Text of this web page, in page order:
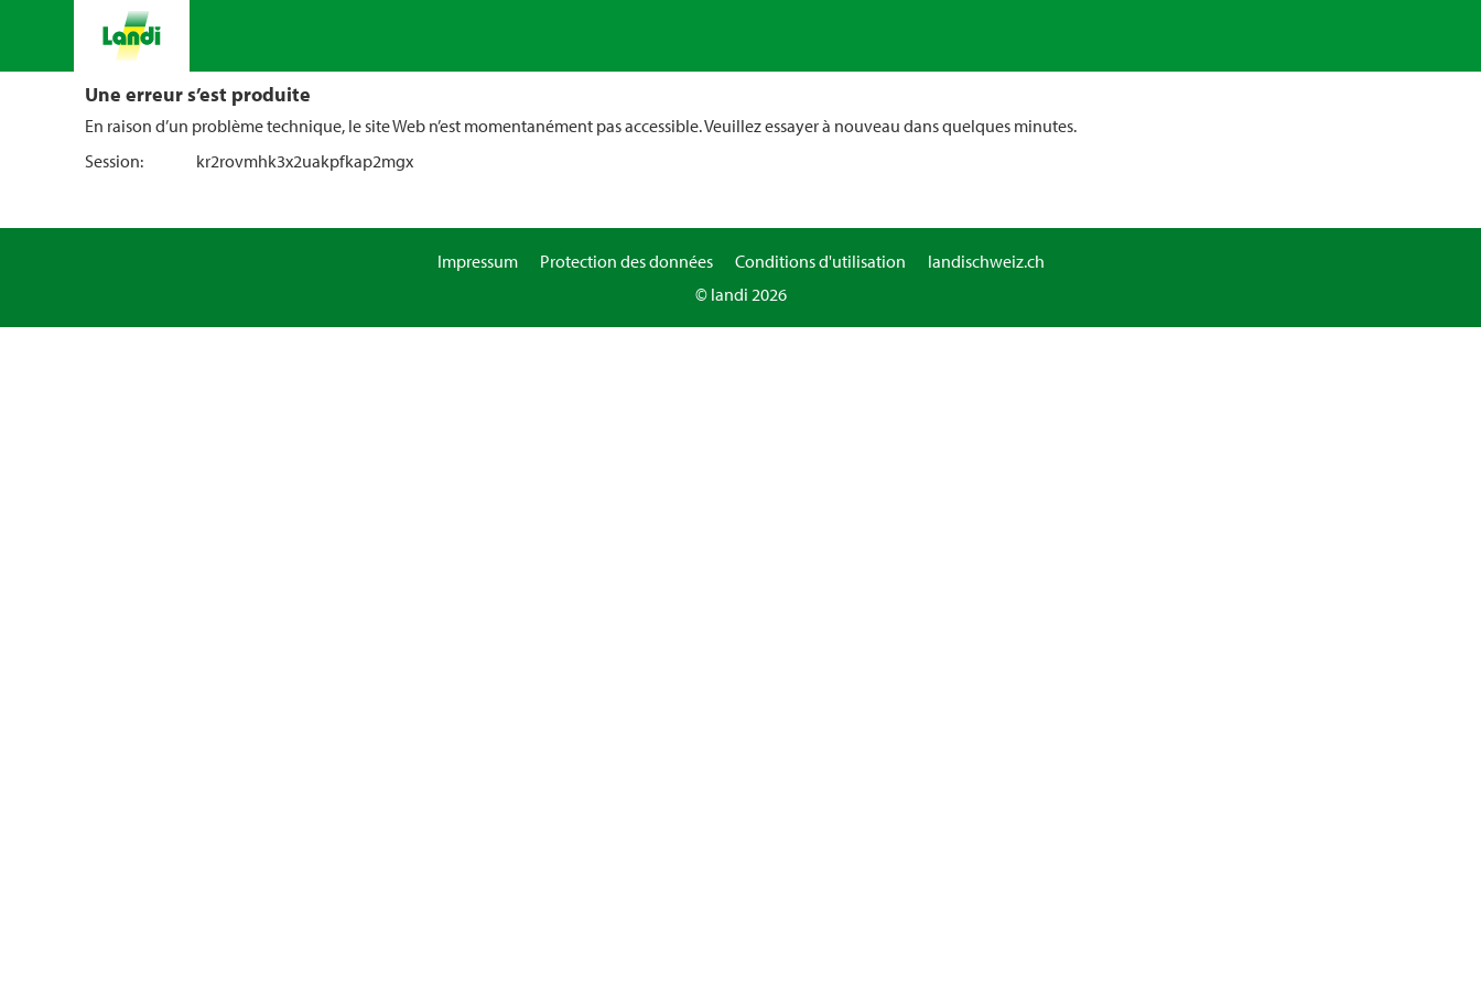
Une erreur s’est produite
En raison d’un problème technique, le site Web n’est momentanément pas accessible. Veuillez essayer à nouveau dans quelques minutes.
Session:
kr2rovmhk3x2uakpfkap2mgx
Impressum Protection des données Conditions d'utilisation
landischweiz.ch
© landi 2026